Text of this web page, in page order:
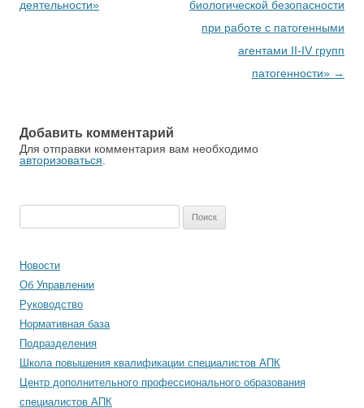
деятельности»
биологической безопасности
при работе с патогенными
агентами II-IV групп
патогенности» →
Добавить комментарий
Для отправки комментария вам необходимо
авторизоваться
Новости
Об Управлении
Руководство
Нормативная база
Подразделения
Школа повышения квалификации специалистов АПК
Центр дополнительного профессионального образования
специалистов АПК